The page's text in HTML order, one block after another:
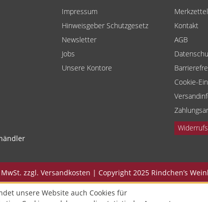
Impressum
Hinweisgeber Schutzgesetz
Newsletter
Jobs
Unsere Kontore
Merkzettel
Kontakt
AGB
Cookie-
zzgl. Versandkosten | Copyright 2025 Rindchen’s
unsere Website auch Cookies für